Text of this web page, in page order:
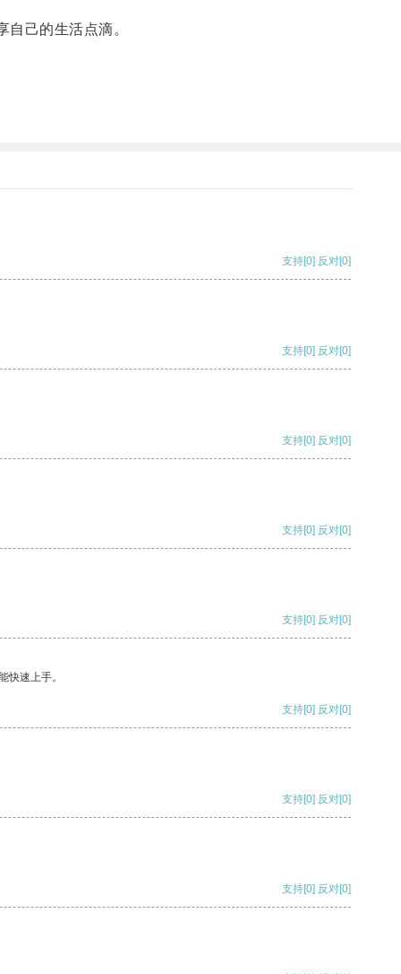
己的生活点滴。
支持[0] 反对[0]
支持[0] 反对[0]
支持[0] 反对[0]
支持[0] 反对[0]
支持[0] 反对[0]
快速上手。
支持[0] 反对[0]
支持[0] 反对[0]
支持[0] 反对[0]